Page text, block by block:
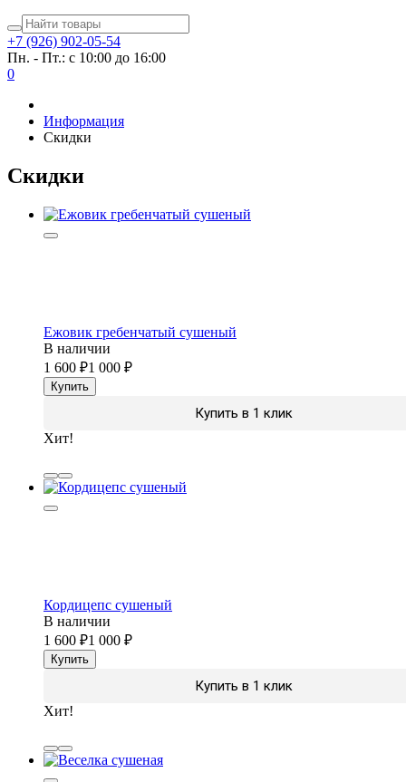
+7 (926) 902-05-54
Пн. - Пт.: с 10:00 до 16:00
0
Информация
Скидки
Скидки
Ежовик гребенчатый сушеный
В наличии
1 600
1 000
Купить
Купить в 1 клик
Хит!
Кордицепс сушеный
В наличии
1 600
1 000
Купить
Купить в 1 клик
Хит!